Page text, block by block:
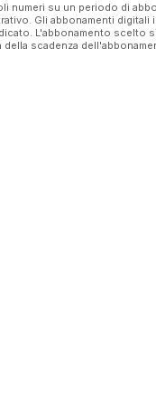
numeri su un periodo di
Gli abbonamenti
L'abbonamento scelto
scadenza